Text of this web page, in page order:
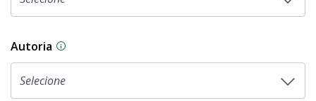
Autoria As proposições legislativas na CLDF podem